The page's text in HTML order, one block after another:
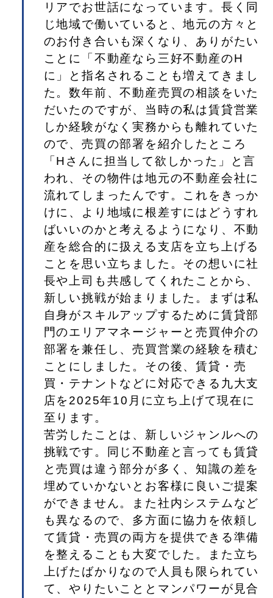
リアでお世話になっています。長く同
じ地域で働いていると、地元の方々と
のお付き合いも深くなり、ありがたい
ことに「不動産なら三好不動産のH
に」と指名されることも増えてきまし
た。数年前、不動産売買の相談をいた
だいたのですが、当時の私は賃貸営業
しか経験がなく実務からも離れていた
ので、売買の部署を紹介したところ
「Hさんに担当して欲しかった」と言
われ、その物件は地元の不動産会社に
流れてしまったんです。これをきっか
けに、より地域に根差すにはどうすれ
ばいいのかと考えるようになり、不動
産を総合的に扱える支店を立ち上げる
ことを思い立ちました。その想いに社
長や上司も共感してくれたことから、
新しい挑戦が始まりました。まずは私
自身がスキルアップするために賃貸部
門のエリアマネージャーと売買仲介の
部署を兼任し、売買営業の経験を積む
ことにしました。その後、賃貸・売
買・テナントなどに対応できる九大支
店を2025年10月に立ち上げて現在に
至ります。
苦労したことは、新しいジャンルへの
挑戦です。同じ不動産と言っても賃貸
と売買は違う部分が多く、知識の差を
埋めていかないとお客様に良いご提案
ができません。また社内システムなど
も異なるので、多方面に協力を依頼し
て賃貸・売買の両方を提供できる準備
を整えることも大変でした。また立ち
上げたばかりなので人員も限られてい
て、やりたいこととマンパワーが見合